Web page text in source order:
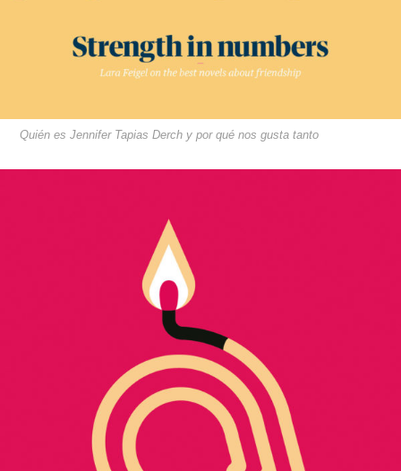
Quién es Jennifer Tapias Derch y por qué nos gusta tanto